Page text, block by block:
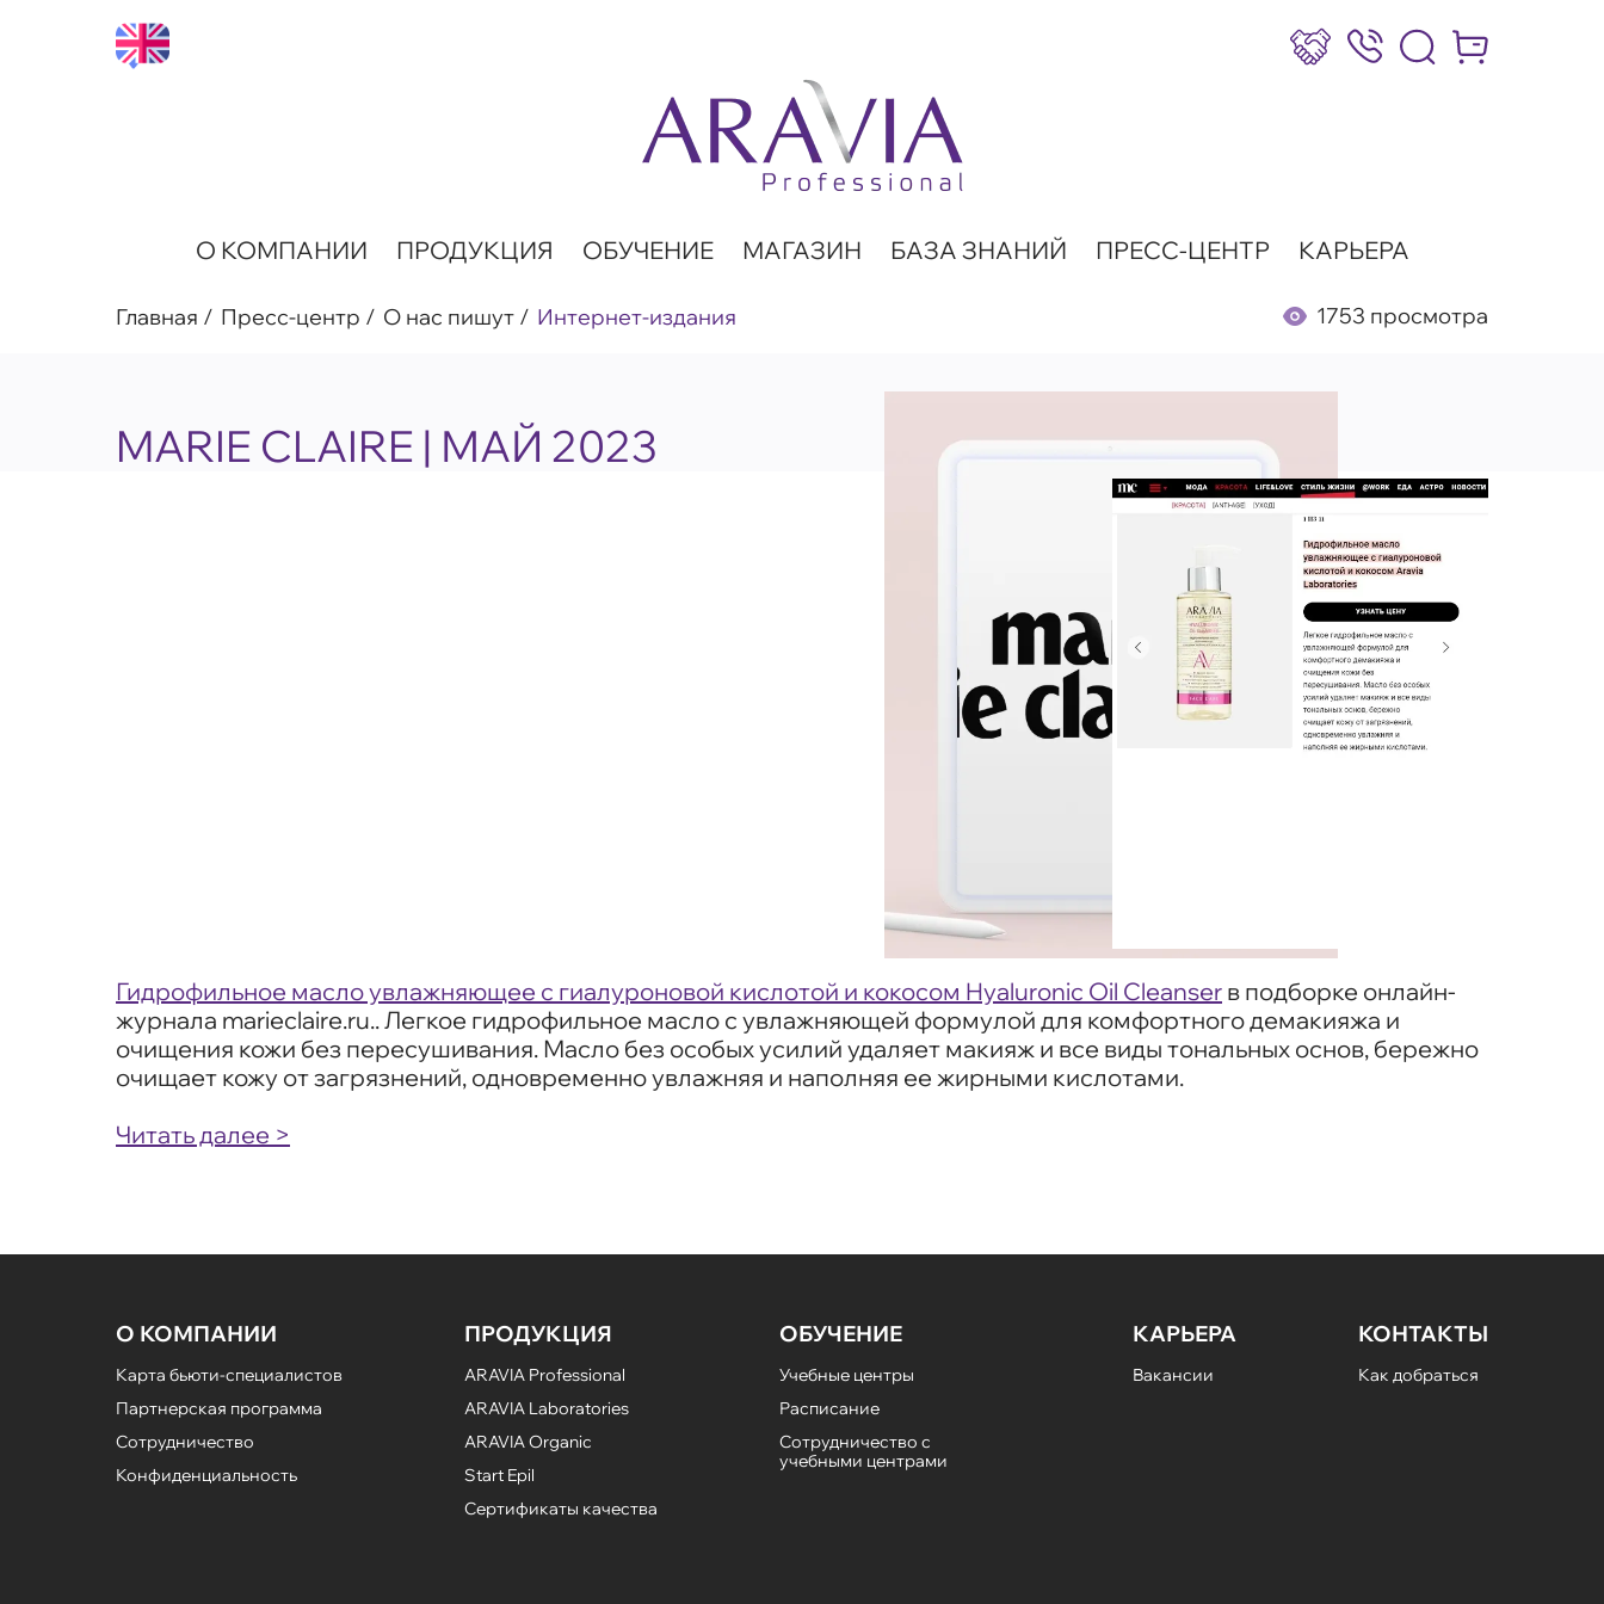
Сотрудничество
8 (800) 777-17-39
Интернет-
О КОМПАНИИ ПРОДУКЦИЯ ОБУЧЕНИЕ МАГАЗИН БАЗА ЗНАНИЙ ПРЕСС-ЦЕНТР КАРЬЕРА
Главная Пресс-центр О нас пишут Интернет-издания 1753 просмотра
MARIE CLAIRE | МАЙ 2023
Гидрофильное масло увлажняющее с гиалуроновой кислотой и кокосом Hyaluronic Oil Cleanser в подборке онлайн-
журнала marieclaire.ru.. Легкое гидрофильное масло с увлажняющей формулой для комфортного демакияжа и
очищения кожи без пересушивания. Масло без особых усилий удаляет макияж и все виды тональных основ, бережно
очищает кожу от загрязнений, одновременно увлажняя и наполняя ее жирными кислотами.
Читать далее >
О КОМПАНИИ
Карта бьюти-специалистов
Партнерская программа
Сотрудничество
Конфиденциальность
ПРОДУКЦИЯ
ARAVIA Professional
ARAVIA Laboratories
ARAVIA Organic
Start Epil
Сертификаты качества
ОБУЧЕНИЕ
Учебные центры
Расписание
Сотрудничество с
учебными центрами
КАРЬЕРА
Вакансии
КОНТАКТЫ
Как добраться